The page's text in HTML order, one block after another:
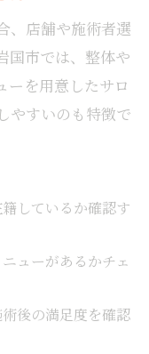
、店舗や施術者選
国市では、整体や
ーを用意したサロ
やすいのも特徴で
しているか確認す
ューがあるかチェ
後の満足度を確認